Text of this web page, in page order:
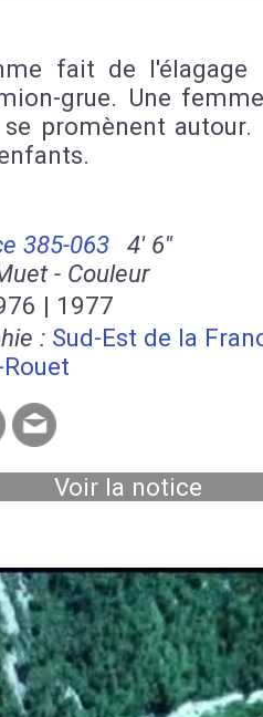
fait de l'élagage
grue. Une
promènent autour.
385-063
4' 6''
- Couleur
| 1977
: Sud-Est de la
Voir la notice